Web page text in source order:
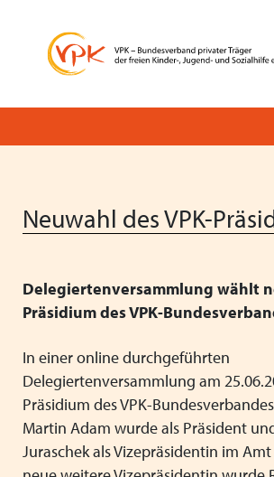
Der VPK-Kurzüberblick
Organisation & Entwicklung
Mitgliedsverbände
Grundsätze der Arbeit
Unsere Leistungen
VPK-App OMBUDDY
Kooperationsverträge und
Pressemitteilungen
Positionspapiere
Festschrift zum 70-jährigen
VPK-Zeitschrift „Blickpunkt
VPK-PODIUM
Deutscher Kinder- und
Neuwahl des VPK-
Delegiertenversammlung wählt
Präsidium des VPK-
In einer online durchgeführten
Delegiertenversammlung am
Präsidium des VPK-
Martin Adam wurde als Präsident
Juraschek als Vizepräsidentin im